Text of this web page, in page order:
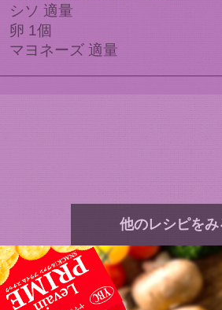
シソ 適量
卵 1個
マヨネーズ 適量
他のレシピをみ